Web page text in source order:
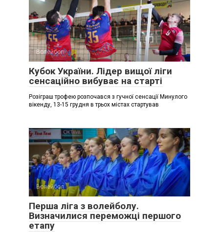
Волейбол
Кубок України. Лідер вищої ліги
сенсаційно вибуває на старті
Розіграш трофею розпочався з гучної сенсації Минулого
вікенду, 13-15 грудня в трьох містах стартував
Волейбол
Перша ліга з волейболу.
Визначилися переможці першого
етапу